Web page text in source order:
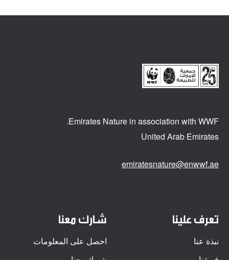
Emirates Nature in association with WWF.
United Arab Emirates
emiratesnature@enwwf.ae
تعرف علينا
نبذة عنا
شارك معنا
احصل على المعلومات